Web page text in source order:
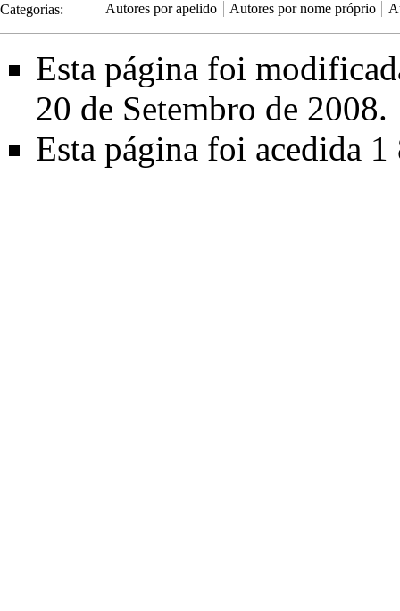
Categorias: Autores por apelido Autores por nome próprio
Esta página foi
20 de Setembro de 2008.
Esta página foi acedida 1